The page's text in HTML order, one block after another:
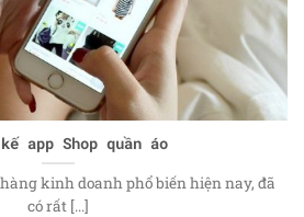
app Shop quần áo
kinh doanh phổ biến hiện nay, đã
có rất [...]